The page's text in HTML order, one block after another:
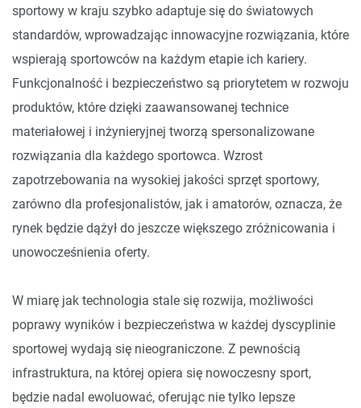
sportowy w kraju szybko adaptuje się do światowych
standardów, wprowadzając innowacyjne rozwiązania, które
wspierają sportowców na każdym etapie ich kariery.
Funkcjonalność i bezpieczeństwo są priorytetem w rozwoju
produktów, które dzięki zaawansowanej technice
materiałowej i inżynieryjnej tworzą spersonalizowane
rozwiązania dla każdego sportowca. Wzrost
zapotrzebowania na wysokiej jakości sprzęt sportowy,
zarówno dla profesjonalistów, jak i amatorów, oznacza, że
rynek będzie dążył do jeszcze większego zróżnicowania i
unowocześnienia oferty.
W miarę jak technologia stale się rozwija, możliwości
poprawy wyników i bezpieczeństwa w każdej dyscyplinie
sportowej wydają się nieograniczone. Z pewnością
infrastruktura, na której opiera się nowoczesny sport,
będzie nadal ewoluować, oferując nie tylko lepsze